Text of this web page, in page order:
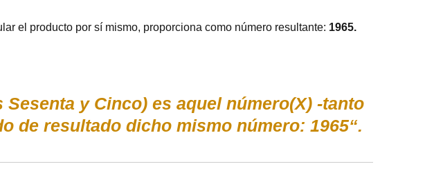
el producto por sí mismo, proporciona como número resultante: 1965.
y Cinco) es aquel número(X) -tanto
de resultado dicho mismo número: 1965“.